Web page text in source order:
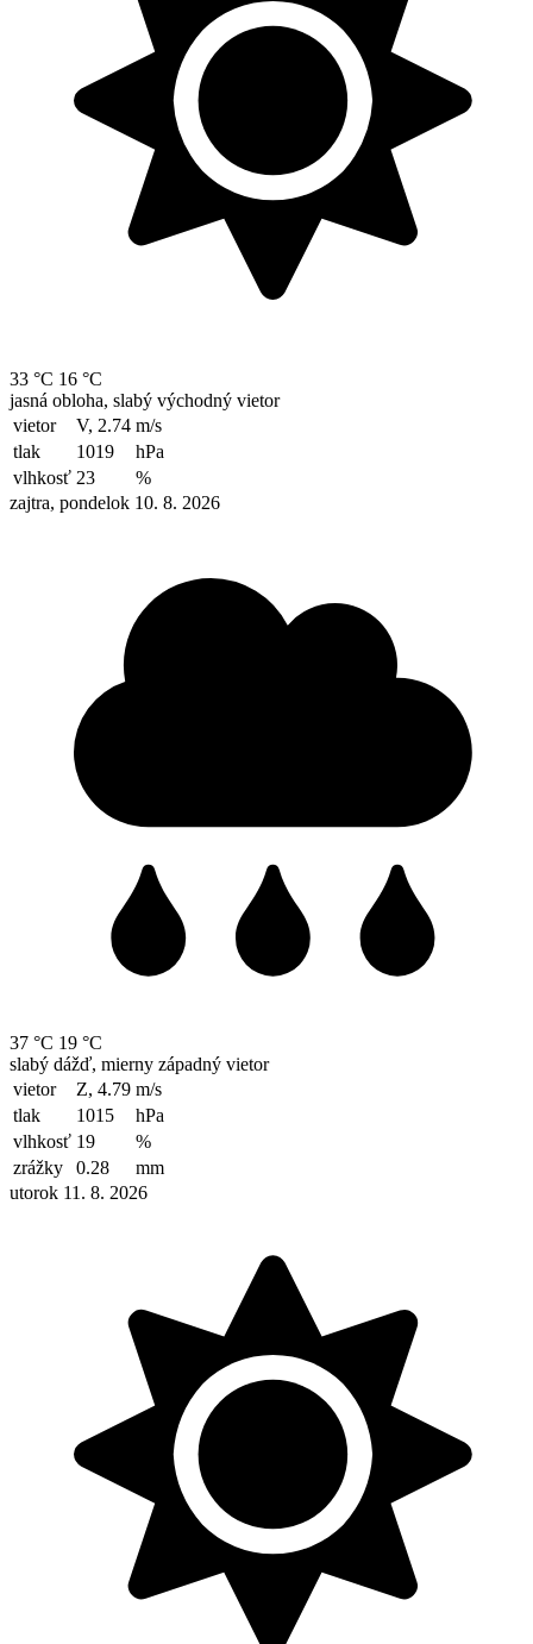
33 °C 16 °C
jasná obloha, slabý východný vietor
vietor
V, 2.74 m/s
tlak
1019
hPa
vlhkosť 23
%
zajtra, pondelok 10. 8. 2026
37 °C 19 °C
slabý dážď, mierny západný vietor
vietor
Z, 4.79 m/s
tlak
1015
hPa
vlhkosť 19
%
zrážky
0.28
mm
utorok 11. 8. 2026